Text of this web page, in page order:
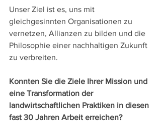
Unser Ziel ist es, uns mit
gleichgesinnten Organisationen zu
vernetzen, Allianzen zu bilden und die
Philosophie einer nachhaltigen Zukunft
zu verbreiten.
Konnten Sie die Ziele Ihrer Mission und
eine Transformation der
landwirtschaftlichen Praktiken in diesen
fast 30 Jahren Arbeit erreichen?